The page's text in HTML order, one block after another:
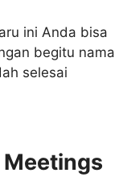
ini Anda bisa
begitu nama
selesai
Meetings